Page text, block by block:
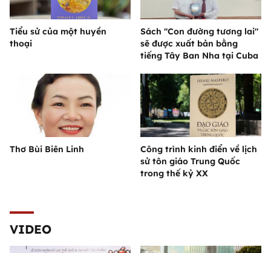
Tiểu sử của một huyền
thoại
Sách "Con đường tương lai"
sẽ được xuất bản bằng
tiếng Tây Ban Nha tại Cuba
Thơ Bùi Biên Linh
Công trình kinh điển về lịch
sử tôn giáo Trung Quốc
trong thế kỷ XX
VIDEO